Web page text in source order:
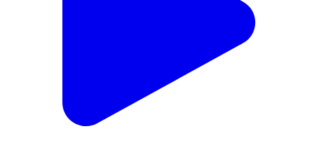
শ্রীকোনায় ওভারব্রিজ সংলগ্ন দুর্ঘটনাপ্রবণ এলাকায় নির্মীয়মান কাজের
পরিদর্শনে বিধায়ক কিশোর নাথ।